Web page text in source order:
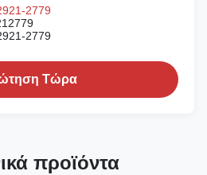
2779
2779
Τώρα
προϊόντα